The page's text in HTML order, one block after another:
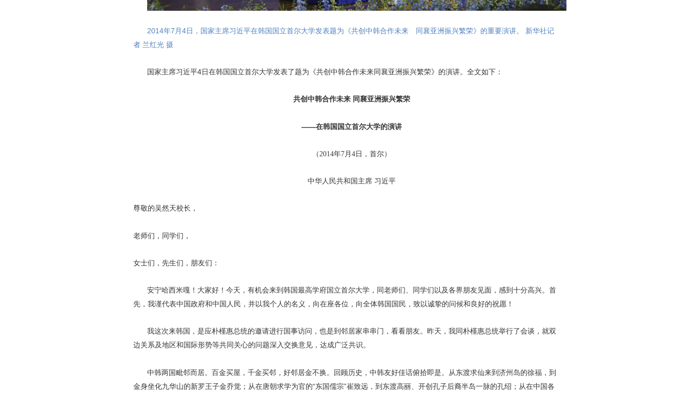
2014年7月4日，国家主席习近平在韩国国立首尔大学发表题为《共创中韩合作未来 同襄亚洲振兴繁荣》的重要演讲。 新华社记
者 兰红光 摄
国家主席习近平4日在韩国国立首尔大学发表了题为《共创中韩合作未来同襄亚洲振兴繁荣》的演讲。全文如下：
共创中韩合作未来 同襄亚洲振兴繁荣
——在韩国国立首尔大学的演讲
（2014年7月4日，首尔）
中华人民共和国主席 习近平
尊敬的吴然天校长，
老师们，同学们，
女士们，先生们，朋友们：
安宁哈西米嘎！大家好！今天，有机会来到韩国最高学府国立首尔大学，同老师们、同学们以及各界朋友见面，感到十分高兴。首
先，我谨代表中国政府和中国人民，并以我个人的名义，向在座各位，向全体韩国国民，致以诚挚的问候和良好的祝愿！
我这次来韩国，是应朴槿惠总统的邀请进行国事访问，也是到邻居家串串门，看看朋友。昨天，我同朴槿惠总统举行了会谈，就双
边关系及地区和国际形势等共同关心的问题深入交换意见，达成广泛共识。
中韩两国毗邻而居。百金买屋，千金买邻，好邻居金不换。回顾历史，中韩友好佳话俯拾即是。从东渡求仙来到济州岛的徐福，到
金身坐化九华山的新罗王子金乔觉；从在唐朝求学为官的“东国儒宗”崔致远，到东渡高丽、开创孔子后裔半岛一脉的孔绍；从在中国各